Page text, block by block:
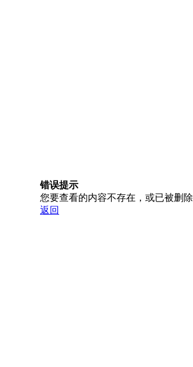
错误提示
您要查看的内容不存在，或已被删除
返回